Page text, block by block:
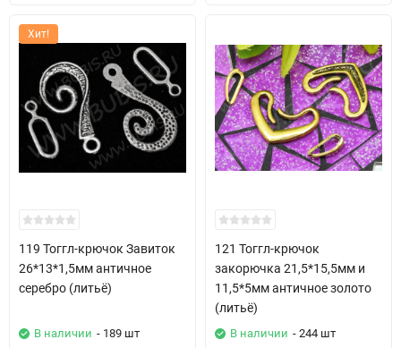
Хит!
119 Тоггл-крючок Завиток
26*13*1,5мм античное
серебро (литьё)
В наличии - 189 шт
121 Тоггл-крючок
закорючка 21,5*15,5мм и
11,5*5мм античное золото
(литьё)
В наличии - 244 шт